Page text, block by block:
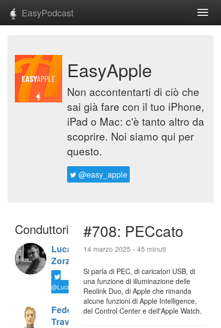
EasyPodcast
EasyApple
Non accontentarti di ciò che
sai già fare con il tuo iPhone,
iPad o Mac: c'è tanto altro da
scoprire. Noi siamo qui per
questo.
@easy_apple
Conduttori
Luca
Zorzi
@LucaTNT
Federico
Travaini
#708: PECcato
14 marzo 2025 - 45 minuti
Si parla di PEC, di caricatori USB, di
una funzione di illuminazione delle
Reolink Duo, di Apple che rimanda
alcune funzioni di Apple Intelligence,
del Control Center e dell'Apple Watch.